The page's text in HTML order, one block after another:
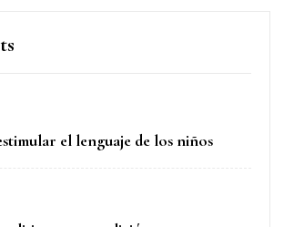
el lenguaje de los niños